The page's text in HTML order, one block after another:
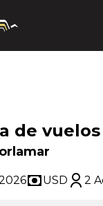
de vuelos
USD 2